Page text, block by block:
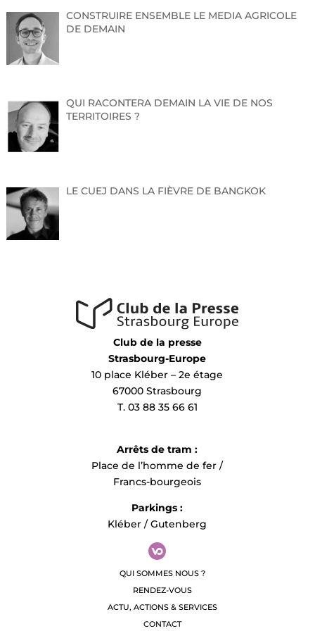
De son ancrage à Strasbourg le festival s’ouvre
désormais davantage sur l’Alsace, Obernai, Cernay,
Mulhouse pour faire rayonner les différentes musiques
sacrées du monde dans l’espace rhénan.
CONSTRUIRE ENSEMBLE LE MEDIA AGRICOLE
DE DEMAIN
QUI RACONTERA DEMAIN LA VIE DE NOS
TERRITOIRES ?
LE CUEJ DANS LA FIÈVRE DE BANGKOK
Club de la presse
Strasbourg-Europe
10 place Kléber – 2e étage
67000 Strasbourg
T. 03 88 35 66 61
Arrêts de tram :
Place de l’homme de fer /
Francs-bourgeois
Parkings :
Kléber / Gutenberg
QUI SOMMES NOUS ?
RENDEZ-VOUS
ACTU, ACTIONS & SERVICES
CONTACT